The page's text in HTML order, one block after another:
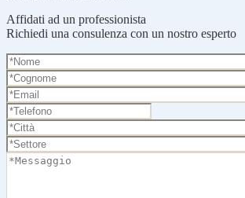
Affidati ad un professionista
Richiedi una consulenza con un nostro esperto